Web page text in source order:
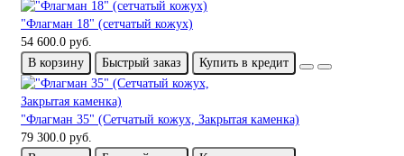
"Флагман 18" (сетчатый кожух)
54 600.0 руб.
В корзину
Быстрый заказ Купить в кредит
"Флагман 35" (Сетчатый кожух, Закрытая каменка)
79 300.0 руб.